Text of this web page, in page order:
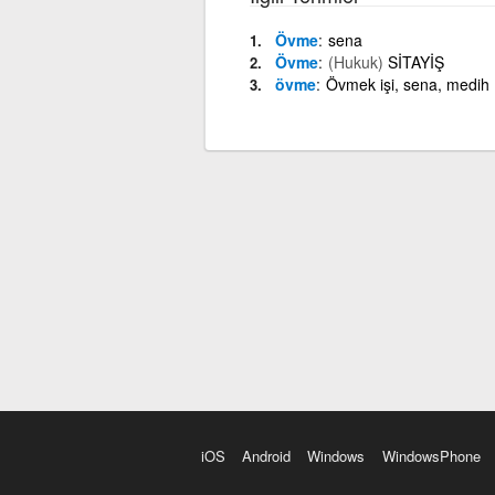
Övme sena
Övme (Hukuk) SİTAYİŞ
övme Övmek işi, sena, medih
iOS Android Windows WindowsPhone